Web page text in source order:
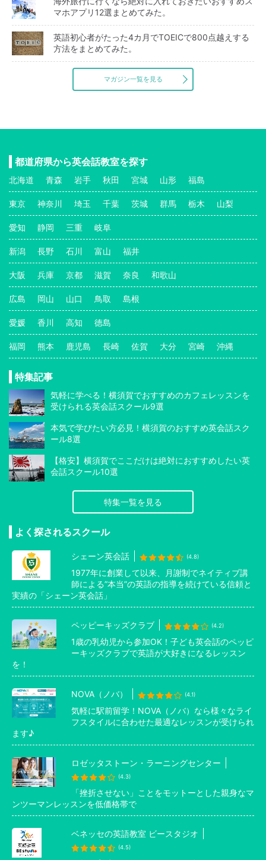
マホアプリ12選まとめてみた。
英語初心者がたった4カ月でTOEICで800点越えする
方法をまとめてみた。
マガジン一覧を見る
都道府県から英会話教室を探す
北海道 青森 岩手 秋田 宮城 山形 福島
東京 神奈川 埼玉 千葉 茨城 群馬 栃木 山梨
愛知 静岡 三重 岐阜
新潟 長野 石川 富山 福井
大阪 兵庫 京都 滋賀 奈良 和歌山
広島 岡山 山口 鳥取 島根
愛媛 香川 高知 徳島
福岡 熊本 鹿児島 長崎 佐賀 大分 宮崎 沖縄
特集記事
気軽に学べる！横須賀でおすすめのカフェレッスンを
受けられる英会話スクール9選
本気で学びたい方必見！横須賀のおすすめ英会話スク
ール8選
【格安】横須賀でここだけは絶対におすすめしたい英
会話スクール10選
特集一覧を見る
よく探されるスクール
シェーン英会話 (4.8)
1977年に創業して以来、月謝制でネイティブ講
師による”本当”の英語の指導を続けている信頼と
実績の「シェーン英会話」
ペッピーキッズクラブ (4.2)
1歳の乳幼児から参加OK！子ども英会話のペッピ
ーキッズクラブで英語が大好きになるレッスン
を！
NOVA（ノバ） (4.1)
気軽に駅前留学！NOVA（ノバ）なら様々なライ
フスタイルに合わせた最適なレッスンが受けられ
ます♪
ロゼッタストーン・ラーニングセンター
(4.3)
「挫折させない」ことをモットーとした親身なマ
ンツーマンレッスンを低価格帯で
ベネッセの英語教室 ビースタジオ
(4.5)